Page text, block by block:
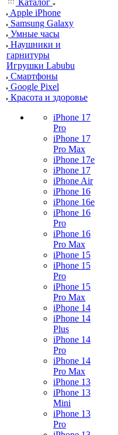
Каталог
Apple iPhone
Samsung Galaxy
Умные часы
Наушники и
гарнитуры
Игрушки Labubu
Смартфоны
Google Pixel
Красота и здоровье
iPhone 17
Pro
iPhone 17
Pro Max
iPhone 17e
iPhone 17
iPhone Air
iPhone 16
iPhone 16e
iPhone 16
Pro
iPhone 16
Pro Max
iPhone 15
iPhone 15
Pro
iPhone 15
Pro Max
iPhone 14
iPhone 14
Plus
iPhone 14
Pro
iPhone 14
Pro Max
iPhone 13
iPhone 13
Mini
iPhone 13
Pro